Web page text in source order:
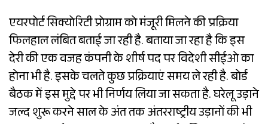
एयरपोर्ट सिक्योरिटी प्रोग्राम को मंजूरी मिलने की प्रक्रिया
फिलहाल लंबित बताई जा रही है. बताया जा रहा है कि इस
देरी की एक वजह कंपनी के शीर्ष पद पर विदेशी सीईओ का
होना भी है. इसके चलते कुछ प्रक्रियाएं समय ले रही है. बोर्ड
बैठक में इस मुद्दे पर भी निर्णय लिया जा सकता है. घरेलू उड़ाने
जल्द शुरू करने साल के अंत तक अंतरराष्ट्रीय उड़ानों की भी